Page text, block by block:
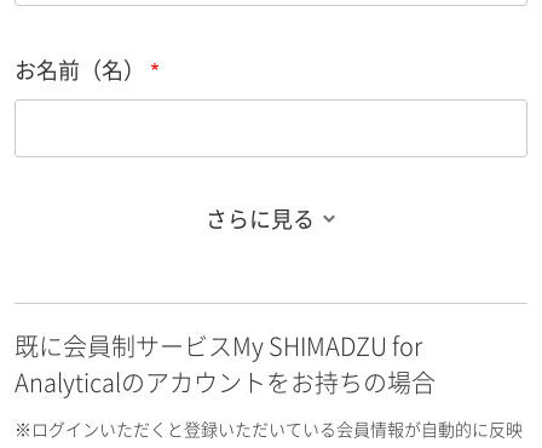
お名前（名）
お名前フリガナ（名）
さらに見る
既に会員制サービスMy SHIMADZU for
Analyticalのアカウントをお持ちの場合
※ログインいただくと登録いただいている会員情報が自動的に反映